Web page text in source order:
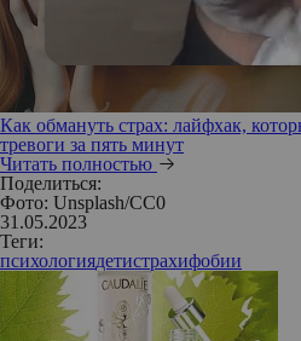
Как обмануть страх: лайфхак,
тревоги за пять минут
Читать полностью
Поделиться:
Фото: Unsplash/СС0
31.05.2023
Теги:
психологиядетистрахифобии